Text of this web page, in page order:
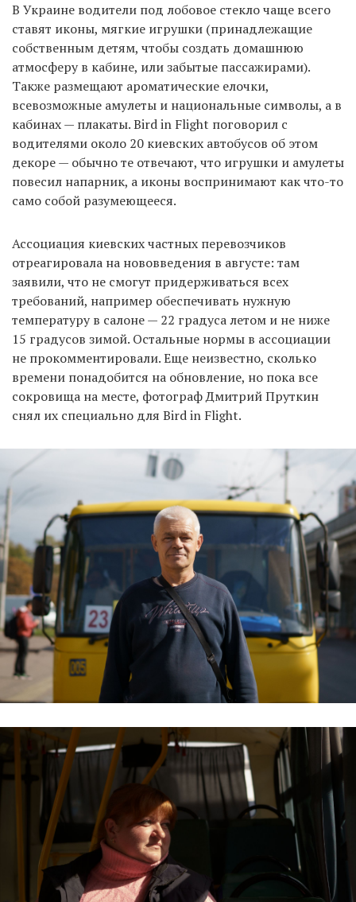
В Украине водители под лобовое стекло чаще всего
ставят иконы, мягкие игрушки (принадлежащие
собственным детям, чтобы создать домашнюю
атмосферу в кабине, или забытые пассажирами).
Также размещают ароматические елочки,
всевозможные амулеты и национальные символы, а в
кабинах — плакаты. Bird in Flight поговорил с
водителями около 20 киевских автобусов об этом
декоре — обычно те отвечают, что игрушки и амулеты
повесил напарник, а иконы воспринимают как что-то
само собой разумеющееся.
Ассоциация киевских частных перевозчиков
отреагировала на нововведения в августе: там
заявили, что не смогут придерживаться всех
требований, например обеспечивать нужную
температуру в салоне — 22 градуса летом и не ниже
15 градусов зимой. Остальные нормы в ассоциации
не прокомментировали. Еще неизвестно, сколько
времени понадобится на обновление, но пока все
сокровища на месте, фотограф Дмитрий Пруткин
снял их специально для Bird in Flight.